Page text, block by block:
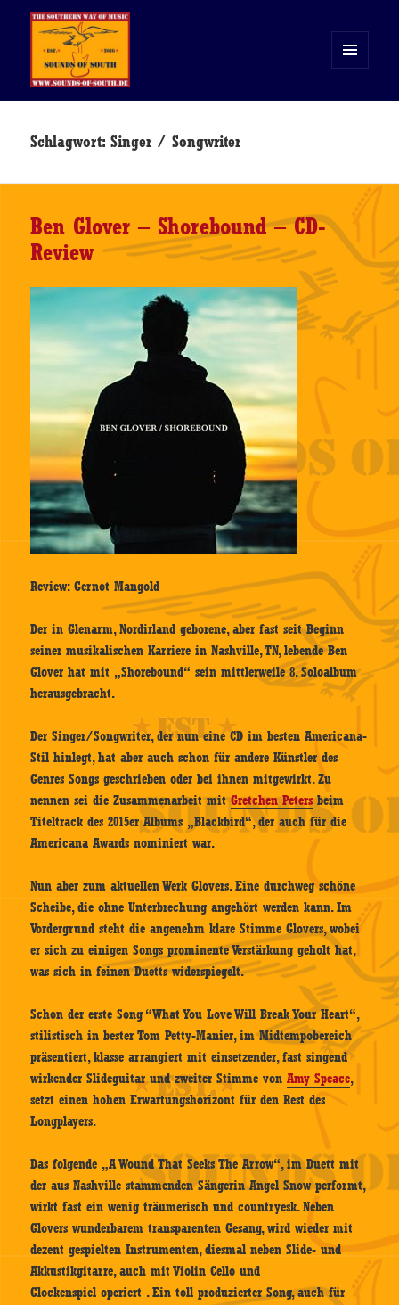
WIDGETS
Schlagwort:Singer / Songwriter
Ben Glover – Shorebound – CD-
Review
Review: Gernot Mangold
Der in Glenarm, Nordirland geborene, aber fast seit Beginn
seiner musikalischen Karriere in Nashville, TN, lebende Ben
Glover hat mit „Shorebound“ sein mittlerweile 8. Soloalbum
herausgebracht.
Der Singer/Songwriter, der nun eine CD im besten Americana-
Stil hinlegt, hat aber auch schon für andere Künstler des
Genres Songs geschrieben oder bei ihnen mitgewirkt. Zu
nennen sei die Zusammenarbeit mitGretchen Petersbeim
Titeltrack des 2015er Albums „Blackbird“, der auch für die
Americana Awards nominiert war.
Nun aber zum aktuellen Werk Glovers. Eine durchweg schöne
Scheibe, die ohne Unterbrechung angehört werden kann. Im
Vordergrund steht die angenehm klare Stimme Glovers, wobei
er sich zu einigen Songs prominente Verstärkung geholt hat,
was sich in feinen Duetts widerspiegelt.
Schon der erste Song “What You Love Will Break Your Heart“,
stilistisch in bester Tom Petty-Manier, im Midtempobereich
präsentiert, klasse arrangiert mit einsetzender, fast singend
wirkender Slideguitar und zweiter Stimme vonAmy Speace,
setzt einen hohen Erwartungshorizont für den Rest des
Longplayers.
Das folgende „A Wound That Seeks The Arrow“, im Duett mit
der aus Nashville stammenden Sängerin Angel Snow performt,
wirkt fast ein wenig träumerisch und countryesk. Neben
Glovers wunderbarem transparenten Gesang, wird wieder mit
dezent gespielten Instrumenten, diesmal neben Slide- und
Akkustikgitarre, auch mit Violin Cello und
Glockenspiel operiert . Ein toll produzierter Song, auch für